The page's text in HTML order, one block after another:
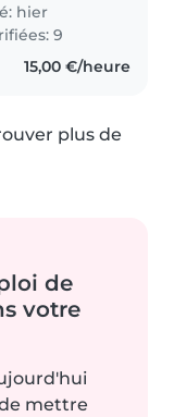
hier
9
15,00 €/heure
plus de
de
votre
mettre